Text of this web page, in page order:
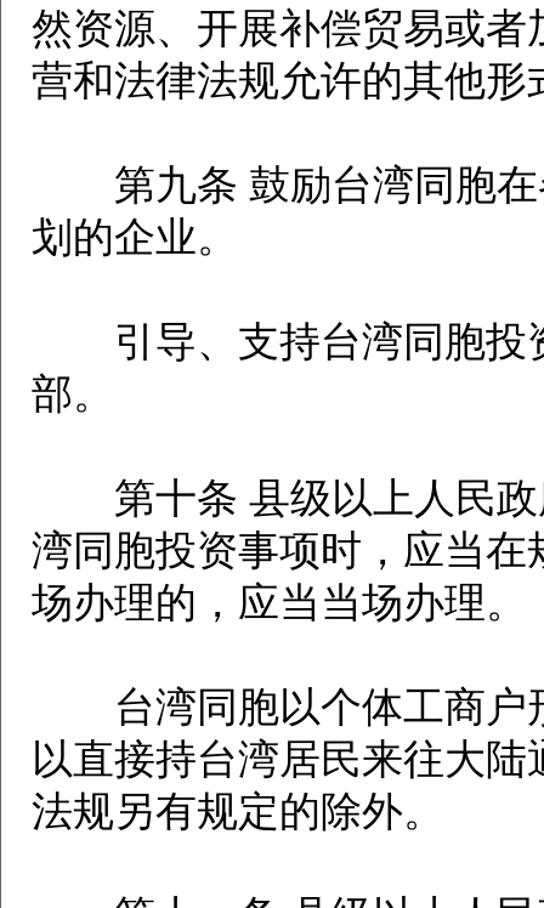
然资源、开展补偿贸易或
营和法律法规允许的其他形
第九条 鼓励台湾同胞在
划的企业。
引导、支持台湾同胞投
部。
第十条 县级以上人民政
湾同胞投资事项时，应当
场办理的，应当当场办理。
台湾同胞以个体工商户
以直接持台湾居民来往大
法规另有规定的除外。